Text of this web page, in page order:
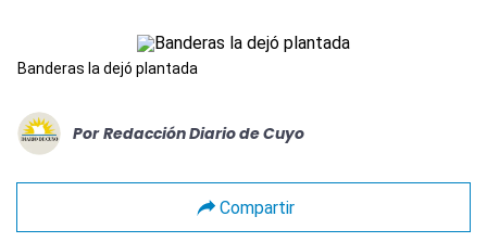
Banderas la dejó plantada
Por Redacción Diario de Cuyo
Compartir